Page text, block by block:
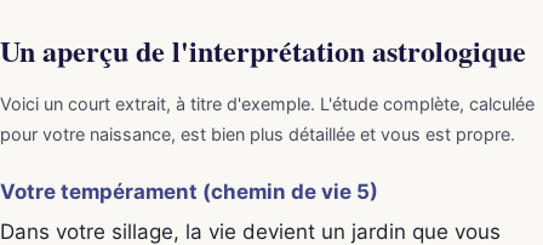
Un aperçu de l'interprétation astrologique
Voici un court extrait, à titre d'exemple. L'étude complète, calculée
pour votre naissance, est bien plus détaillée et vous est propre.
Votre tempérament (chemin de vie 5)
Dans votre sillage, la vie devient un jardin que vous